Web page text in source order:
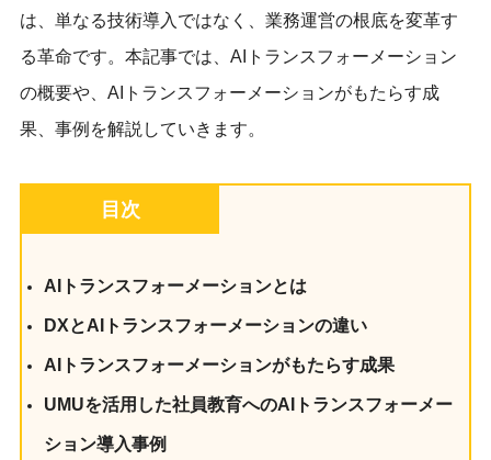
は、単なる技術導入ではなく、業務運営の根底を変革す
る革命です。本記事では、AIトランスフォーメーション
の概要や、AIトランスフォーメーションがもたらす成
果、事例を解説していきます。
目次
AIトランスフォーメーションとは
DXとAIトランスフォーメーションの違い
AIトランスフォーメーションがもたらす成果
UMUを活用した社員教育へのAIトランスフォーメー
ション導入事例